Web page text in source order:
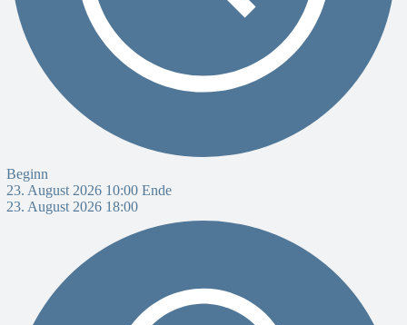
Beginn
23. August 2026 10:00 Ende
23. August 2026 18:00